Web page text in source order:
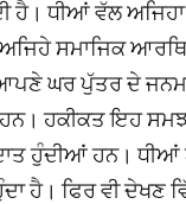
ਹੈ। ਧੀਆਂ ਵੱਲ
ਅਜਿਹੇ ਸਮਾਜਿਕ
ਆਪਣੇ ਘਰ ਪੁੱਤਰ ਦੇ
ਹਕੀਕਤ ਇਹ
ਹੁੰਦੀਆਂ ਹਨ। ਧੀਆਂ
ਹੈ। ਫਿਰ ਵੀ ਦੇਖਣ